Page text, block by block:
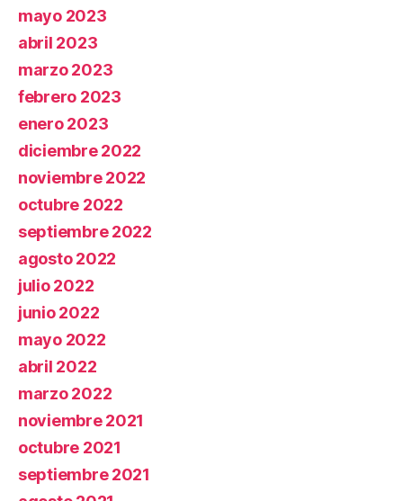
mayo 2023
abril 2023
marzo 2023
febrero 2023
enero 2023
diciembre 2022
noviembre 2022
octubre 2022
septiembre 2022
agosto 2022
julio 2022
junio 2022
mayo 2022
abril 2022
marzo 2022
noviembre 2021
octubre 2021
septiembre 2021